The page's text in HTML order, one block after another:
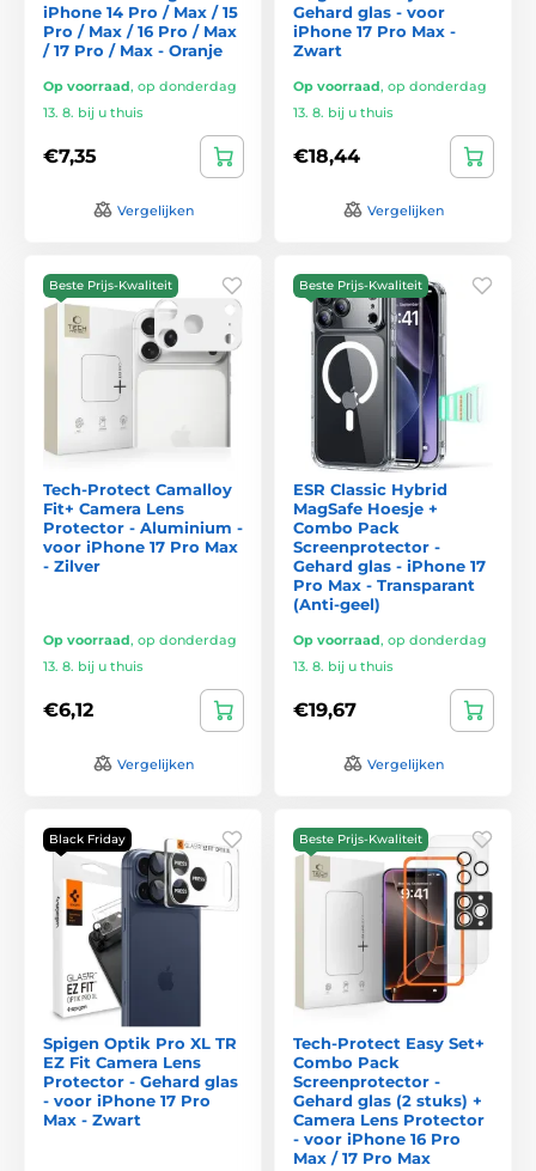
iPhone 14 Pro / Max / 15
Pro / Max / 16 Pro / Max
/ 17 Pro / Max - Oranje
Op voorraad, op donderdag
13. 8. bij u thuis
€7,35
Vergelijken
Gehard glas - voor
iPhone 17 Pro Max -
Zwart
Op voorraad, op donderdag
13. 8. bij u thuis
€18,44
Vergelijken
Beste Prijs-Kwaliteit
Tech-Protect Camalloy
Fit+ Camera Lens
Protector - Aluminium -
voor iPhone 17 Pro Max
- Zilver
Op voorraad, op donderdag
13. 8. bij u thuis
€6,12
Vergelijken
Beste Prijs-Kwaliteit
ESR Classic Hybrid
MagSafe Hoesje +
Combo Pack
Screenprotector -
Gehard glas - iPhone 17
Pro Max - Transparant
(Anti-geel)
Op voorraad, op donderdag
13. 8. bij u thuis
€19,67
Vergelijken
Black Friday
Spigen Optik Pro XL TR
EZ Fit Camera Lens
Protector - Gehard glas
- voor iPhone 17 Pro
Max - Zwart
Beste Prijs-Kwaliteit
Tech-Protect Easy Set+
Combo Pack
Screenprotector -
Gehard glas (2 stuks) +
Camera Lens Protector
- voor iPhone 16 Pro
Max / 17 Pro Max